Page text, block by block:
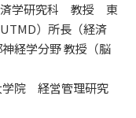
済学研究科 教授 東
）所長（経済
経学分野 教授（脳
学院 経営管理研究